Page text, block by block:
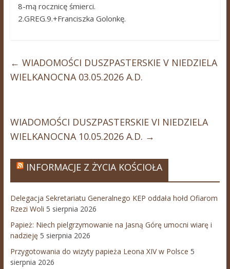
8-mą rocznicę śmierci.
2.GREG.9.+Franciszka Golonkę.
← WIADOMOŚCI DUSZPASTERSKIE V NIEDZIELA
WIELKANOCNA 03.05.2026 A.D.
WIADOMOŚCI DUSZPASTERSKIE VI NIEDZIELA
WIELKANOCNA 10.05.2026 A.D. →
INFORMACJE Z ŻYCIA KOŚCIOŁA
Delegacja Sekretariatu Generalnego KEP oddała hołd Ofiarom
Rzezi Woli 5 sierpnia 2026
Papież: Niech pielgrzymowanie na Jasną Górę umocni wiarę i
nadzieję 5 sierpnia 2026
Przygotowania do wizyty papieża Leona XIV w Polsce 5
sierpnia 2026